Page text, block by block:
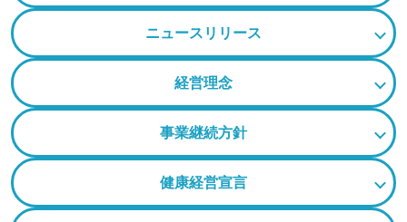
ニュースリリース
経営理念
事業継続方針
健康経営宣言